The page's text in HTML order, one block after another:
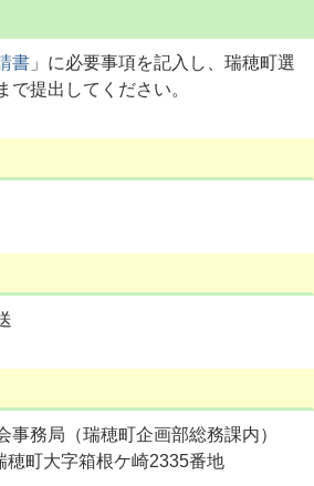
書 」に必要事項を記入し、瑞穂町選
で提出してください。
事務局（瑞穂町企画部総務課内）
穂町大字箱根ケ崎2335番地